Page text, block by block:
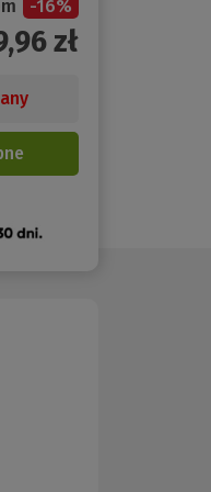
-16%
zł